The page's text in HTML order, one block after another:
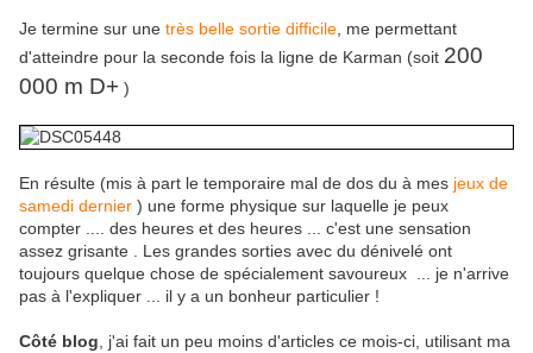
Je termine sur une très belle sortie difficile , me permettant
d'atteindre pour la seconde fois la ligne de Karman (soit 200
000 m D+ )
En résulte (mis à part le temporaire mal de dos du à mes jeux de
samedi dernier ) une forme physique sur laquelle je peux
compter .... des heures et des heures ... c'est une sensation
assez grisante . Les grandes sorties avec du dénivelé ont
toujours quelque chose de spécialement savoureux ... je n'arrive
pas à l'expliquer ... il y a un bonheur particulier !
Côté blog , j'ai fait un peu moins d'articles ce mois-ci, utilisant ma